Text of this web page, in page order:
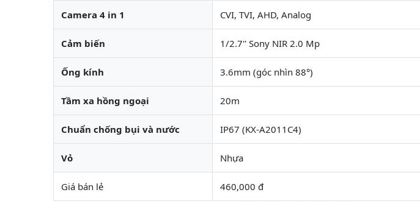
Camera 4 in 1 CVI, TVI, AHD, Analog
Cảm biến 1/2.7'' Sony NIR 2.0 Mp
Ống kính 3.6mm (góc nhìn 88°)
Tầm xa hồng ngoại 20m
Chuẩn chống bụi và nước IP67 (KX-A2011C4)
Vỏ Nhựa
Giá bán lẻ 460,000 đ